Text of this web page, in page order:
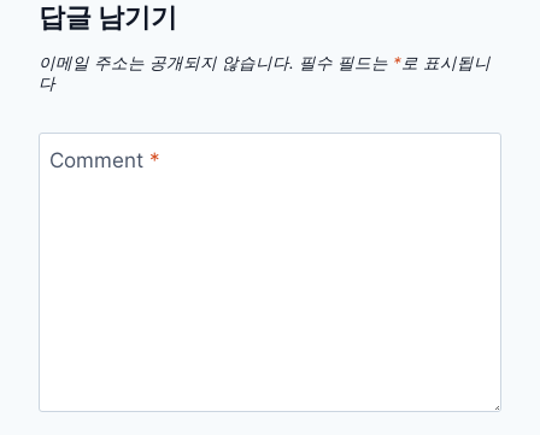
답글 남기기
이메일 주소는 공개되지 않습니다. 필수 필드는 *로 표시됩니
다
Comment *